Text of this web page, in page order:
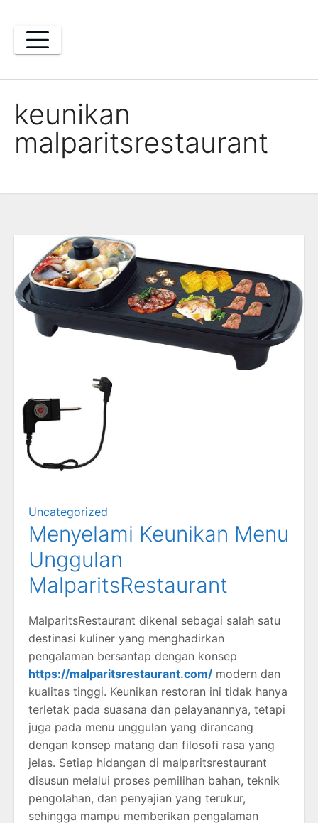
content
keunikan
malparitsrestaurant
Uncategorized
Menyelami Keunikan Menu
Unggulan
MalparitsRestaurant
MalparitsRestaurant dikenal sebagai salah satu
destinasi kuliner yang menghadirkan
pengalaman bersantap dengan konsep
https://malparitsrestaurant.com/ modern dan
kualitas tinggi. Keunikan restoran ini tidak hanya
terletak pada suasana dan pelayanannya, tetapi
juga pada menu unggulan yang dirancang
dengan konsep matang dan filosofi rasa yang
jelas. Setiap hidangan di malparitsrestaurant
disusun melalui proses pemilihan bahan, teknik
pengolahan, dan penyajian yang terukur,
sehingga mampu memberikan pengalaman